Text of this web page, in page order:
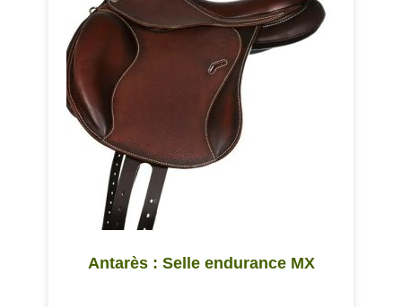
Antarès : Selle endurance MX